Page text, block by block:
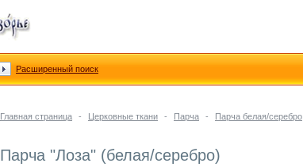
Главная страница - Церковные ткани - Парча - Парча белая/серебро
Парча "Лоза" (белая/серебро)
Расширенный поиск